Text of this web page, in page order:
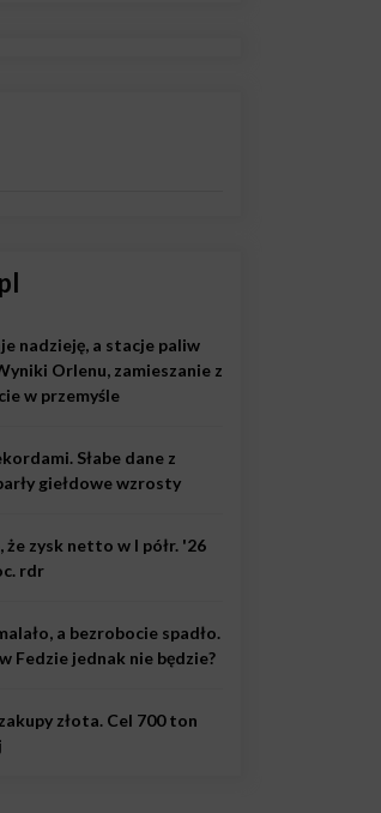
nadzieję, a stacje paliw
Orlenu, zamieszanie z
w przemyśle
Słabe dane z
giełdowe wzrosty
że zysk netto w I półr. '26
rdr
a bezrobocie spadło.
Fedzie jednak nie będzie?
złota. Cel 700 ton